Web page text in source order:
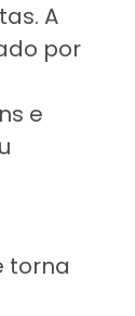
A
por
e
torna